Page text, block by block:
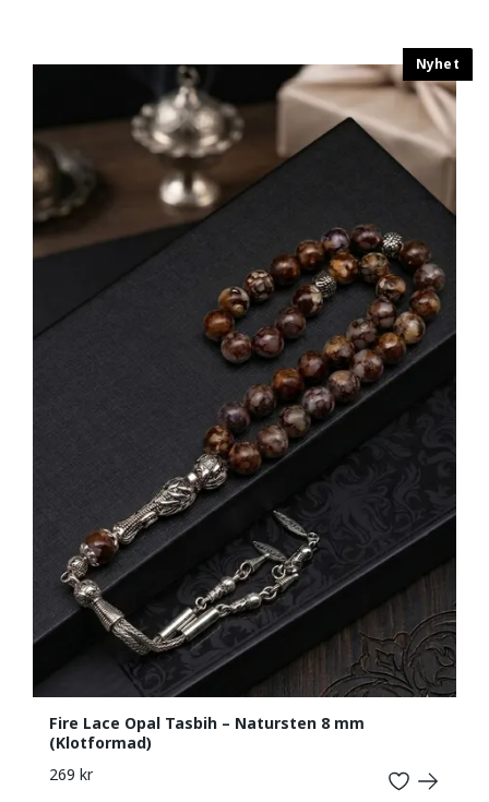
Fire Lace Opal Tasbih – Natursten 8 mm
(Klotformad)
269 kr
Nyhet